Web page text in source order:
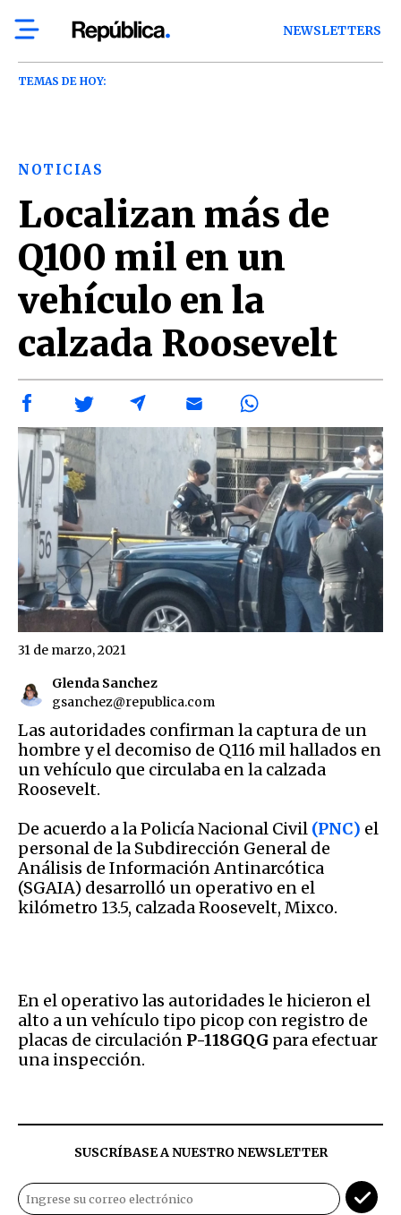
NEWSLETTERS
TEMAS DE HOY:
NOTICIAS
Localizan más de
Q100 mil en un
vehículo en la
calzada Roosevelt
Glenda Sanchez
gsanchez@republica.com
31 de marzo, 2021
Las autoridades confirman la captura de un
hombre y el decomiso de Q116 mil hallados en
un vehículo que circulaba en la calzada
Roosevelt.
De acuerdo a la Policía Nacional Civil (PNC) el
personal de la Subdirección General de
Análisis de Información Antinarcótica
(SGAIA) desarrolló un operativo en el
kilómetro 13.5, calzada Roosevelt, Mixco.
En el operativo las autoridades le hicieron el
alto a un vehículo tipo picop con registro de
placas de circulación P-118GQG para efectuar
una inspección.
SUSCRÍBASE A NUESTRO NEWSLETTER